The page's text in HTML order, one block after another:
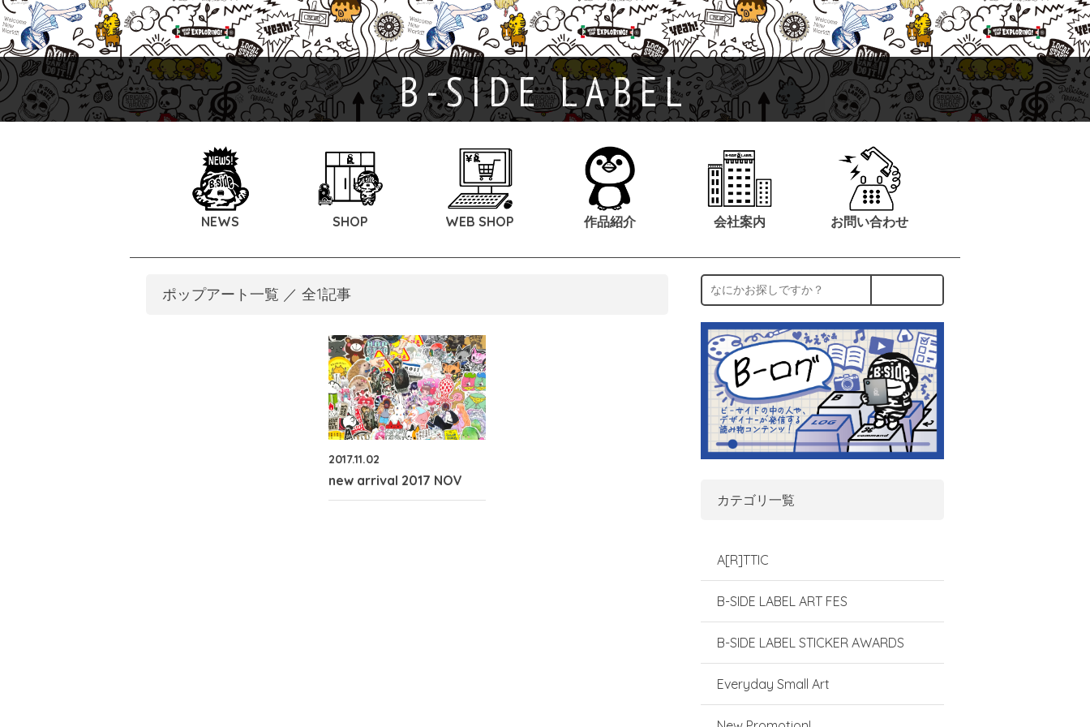
B-SIDE LABEL
NEWS SHOP WEB SHOP 作品紹介 会社案内 お問い合わせ
ポップアート一覧 ／ 全1記事
2017.11.02
new arrival 2017 NOV
カテゴリ一覧
A[R]TTIC
B-SIDE LABEL ART FES
B-SIDE LABEL STICKER AWARDS
Everyday Small Art